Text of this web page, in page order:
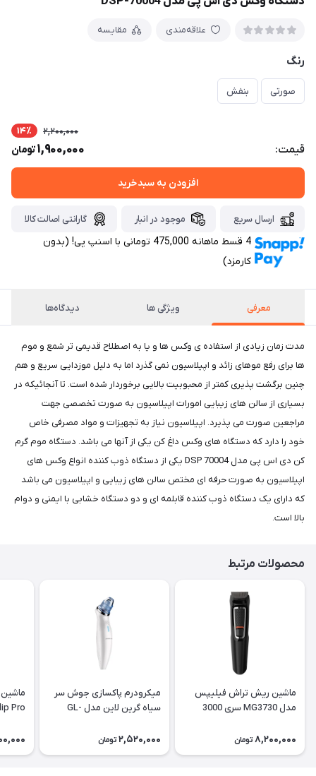
علاقه‌مندی مقایسه
رنگ
صورتی بنفش
قیمت:
2,200,000 14٪
1,900,000تومان
افزودن به سبدخرید
ارسال سریع موجود در انبار گارانتی اصالت کالا
4 قسط ماهانه 475,000 تومانی با اسنپ ‌پی! (بدون
کارمزد)
معرفی ویژگی ها دیدگاه‌ها
مدت زمان زیادی از استفاده ی وکس ها و یا به اصطلاح قدیمی تر شمع و موم
ها برای رفع موهای زائد و اپیلاسیون نمی گذرد اما به دلیل موزدایی سریع و هم
چنین برگشت پذیری کمتر از محبوبیت بالایی برخوردار شده است. تا آنجائیکه در
بسیاری از سالن های زیبایی امورات اپیلاسیون به صورت تخصصی جهت
مراجعین صورت می پذیرد. اپیلاسیون نیاز به تجهیزات و مواد مصرفی خاص
خود را دارد که دستگاه های وکس داغ کن یکی از آنها می باشد. دستگاه موم گرم
کن دی اس پی مدل DSP 70004 یکی از دستگاه ذوب کننده انواع وکس های
اپیلاسیون به صورت حرفه ای مختص سالن های زیبایی و اپیلاسیون می باشد
که دارای یک دستگاه ذوب کننده قابلمه ای و دو دستگاه خشابی با ایمنی و دوام
بالا است.
محصولات مرتبط
ماشین ریش تراش فیلیپس
مدل MG3730 سری 3000
8,200,000 تومان
میکرودرم پاکسازی جوش سر
سیاه گرین لاین مدل GL-
2,520,000 تومان
Pro